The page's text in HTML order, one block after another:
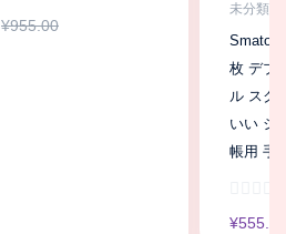
¥955.00
未分類
Smato
枚 デブ
ル スク
いい シ
帳用 手
¥555.00